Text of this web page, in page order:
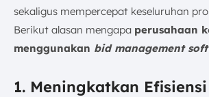
sekaligus mempercepat keseluruhan
Berikut alasan mengapa perusahaan
menggunakan bid management
1. Meningkatkan